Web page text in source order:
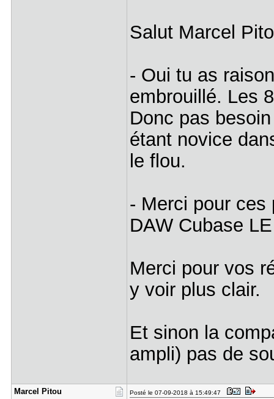
Salut Marcel
- Oui tu as
embrouillé. Les
Donc pas
étant novice
le flou.
- Merci pour ces
DAW Cubase
Merci pour vos
y voir plus clair.
Et sinon la
ampli) pas de
Marcel Pit​ou Posté le 07-09-2018 à 15:49:47